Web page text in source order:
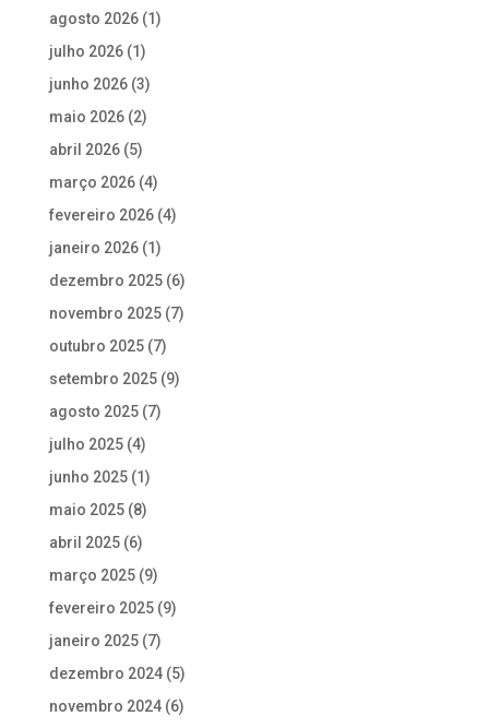
agosto 2026(1)
julho 2026(1)
junho 2026(3)
maio 2026(2)
abril 2026(5)
março 2026(4)
fevereiro 2026(4)
janeiro 2026(1)
dezembro 2025(6)
novembro 2025(7)
outubro 2025(7)
setembro 2025(9)
agosto 2025(7)
julho 2025(4)
junho 2025(1)
maio 2025(8)
abril 2025(6)
março 2025(9)
fevereiro 2025(9)
janeiro 2025(7)
dezembro 2024(5)
novembro 2024(6)